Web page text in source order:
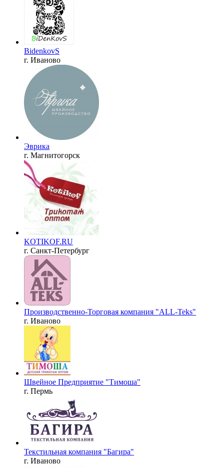
BidenkovS
г. Иваново
Эврика
г. Магнитогорск
KOTIKOF.RU
г. Санкт-Петербург
Производственно-Торговая компания "ALL-Teks"
г. Иваново
Швейное Предприятие "Тимоша"
г. Пермь
Текстильная компания "Багира"
г. Иваново